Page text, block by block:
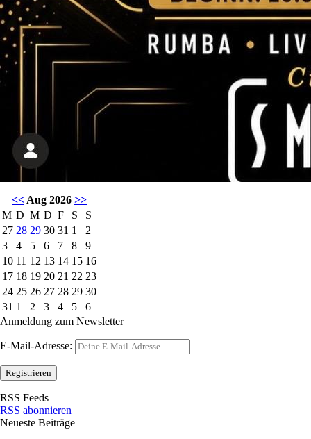
<< Aug 2026 >>
M D M D F S
S
27 28 29 30 31 1
2
3
4 5 6 7 8
9
10 11 12 13 14 15 16
17 18 19 20 21 22 23
24 25 26 27 28 29 30
31 1 2 3 4 5
6
Anmeldung zum Newsletter
E-Mail-Adresse:
RSS Feeds
RSS abonnieren
Neueste Beiträge